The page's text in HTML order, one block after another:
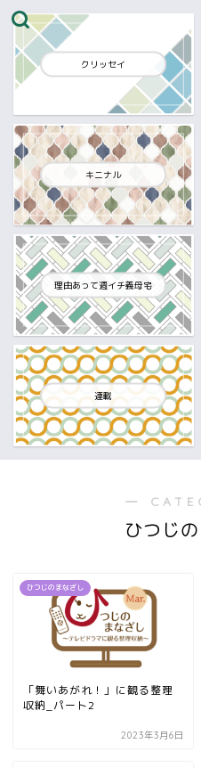
クリッセイ
キニナル
理由あって週イチ義母宅
連載
―
ひつじ
ひつじのまなざし
「舞いあがれ！」に観る整理
収納_パート2
2023年3月6日